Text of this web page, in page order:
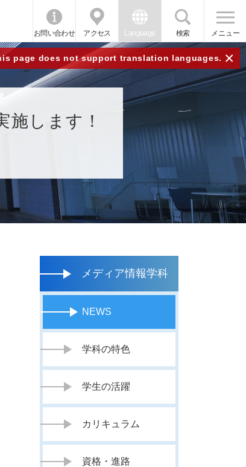
お問い合わせ アクセス Language 検索 メニュー
page does not support translation languages. ×
します！
メディア情報学科
NEWS
学科の特色
学生の活躍
カリキュラム
資格・進路